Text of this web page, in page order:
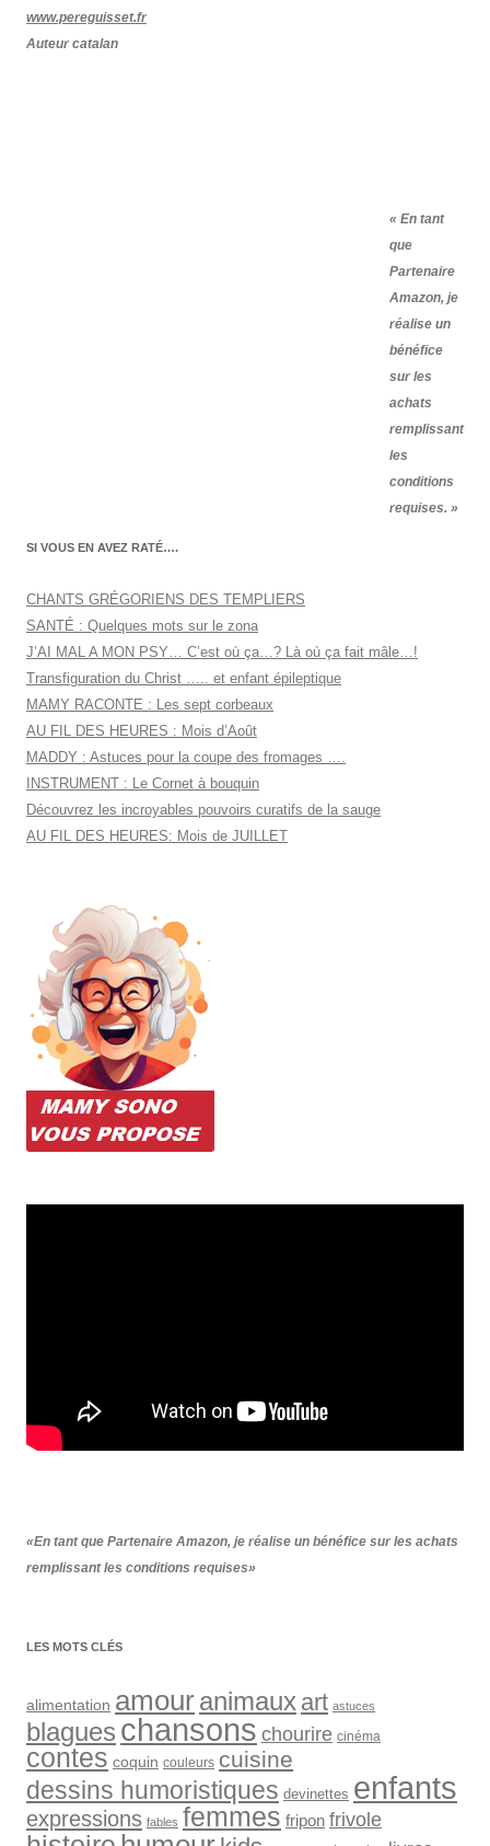
www.pereguisset.fr
Auteur catalan
« En tant
que
Partenaire
Amazon, je
réalise un
bénéfice
sur les
achats
remplissant
les
conditions
requises. »
SI VOUS EN AVEZ RATÉ….
CHANTS GRÉGORIENS DES TEMPLIERS
SANTÉ : Quelques mots sur le zona
J’AI MAL A MON PSY… C’est où ça…? Là où ça fait mâle…!
Transfiguration du Christ ….. et enfant épileptique
MAMY RACONTE : Les sept corbeaux
AU FIL DES HEURES : Mois d’Août
MADDY : Astuces pour la coupe des fromages ….
INSTRUMENT : Le Cornet à bouquin
Découvrez les incroyables pouvoirs curatifs de la sauge
AU FIL DES HEURES: Mois de JUILLET
«En tant que Partenaire Amazon, je réalise un bénéfice sur les achats
remplissant les conditions requises»
LES MOTS CLÉS
alimentation amouranimaux art astuces
blagues chansons chourire cinéma
contes coquin couleurs cuisine
dessins humoristiques devinettes enfants
expressions fables femmes fripon frivole